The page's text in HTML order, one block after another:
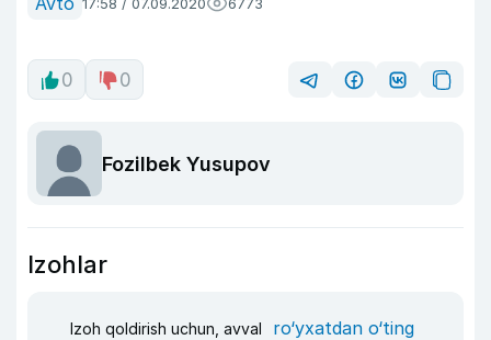
0 0
Fozilbek Yusupov
Izohlar
Izoh qoldirish uchun, avval ro‘yxatdan o‘ting